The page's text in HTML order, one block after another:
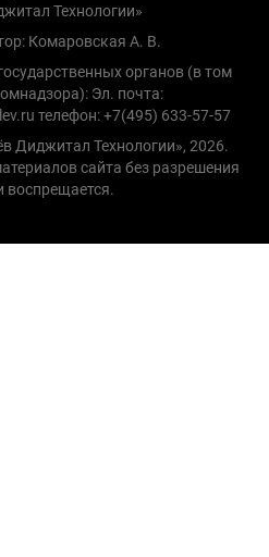
Технологии»
Комаровская А. В.
органов (в том
Эл. почта:
телефон: +7(495) 633-57-57
Диджитал Технологии», 2026.
сайта без разрешения
воспрещается.